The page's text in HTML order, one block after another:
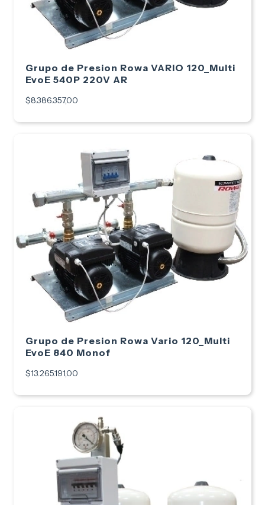
Grupo de Presion Rowa VARIO 120_Multi
EvoE 540P 220V AR
$8.386.357,00
Grupo de Presion Rowa Vario 120_Multi
EvoE 840 Monof
$13.265.191,00